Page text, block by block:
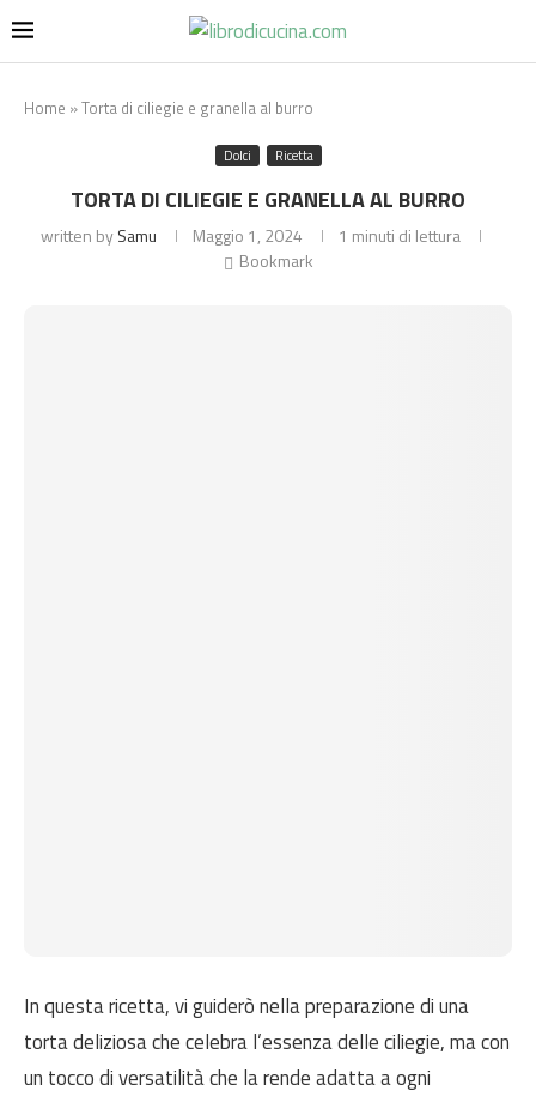
Home »Torta di ciliegie e granella al burro
Dolci Ricetta
TORTA DI CILIEGIE E GRANELLA AL BURRO
written bySamu Maggio 1, 2024
1 minuti di lettura
Bookmark
In questa ricetta, vi guiderò nella preparazione di una
torta deliziosa che celebra l’essenza delle ciliegie, ma con
un tocco di versatilità che la rende adatta a ogni